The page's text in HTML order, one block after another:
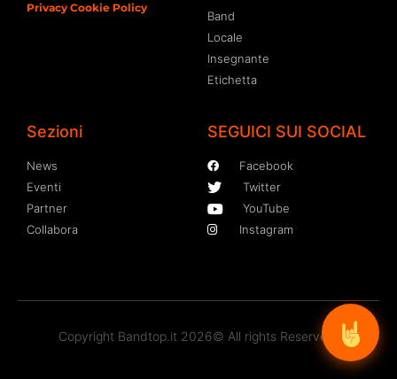
Privacy Cookie Policy
Band
Locale
Insegnante
Etichetta
Sezioni
News
Eventi
Partner
Collabora
SEGUICI SUI SOCIAL
Facebook
Twitter
YouTube
Instagram
Copyright Bandtop.it 2026© All rights Reserved.